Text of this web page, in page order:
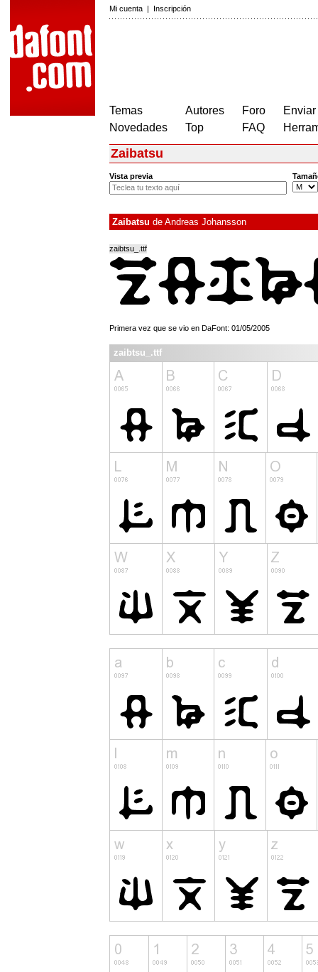
Mi cuenta | Inscripción
Temas
Novedades
Autores
Top
Foro
FAQ
Zaibatsu
Vista previa
Zaibatsu de Andreas Johansson
zaibtsu_.ttf
Primera vez que se vio en DaFont: 01/05/2005
zaibtsu_.ttf